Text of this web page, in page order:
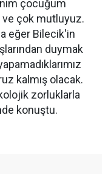
çocuğum
ve çok mutluyuz.
eğer Bilecik'in
duymak
kalmış olacak.
zorluklarla
konuştu.